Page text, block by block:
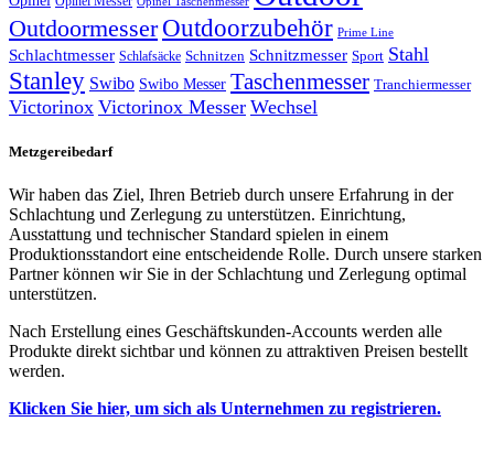
Outdoormesser Outdoorzubehör Prime Line
Schlachtmesser Schlafsäcke Schnitzen Schnitzmesser Sport Stahl
Stanley Swibo Swibo Messer Taschenmesser Tranchiermesser
Victorinox Victorinox Messer Wechsel
Metzgereibedarf
Wir haben das Ziel, Ihren Betrieb durch unsere Erfahrung in der
Schlachtung und Zerlegung zu unterstützen. Einrichtung,
Ausstattung und technischer Standard spielen in einem
Produktionsstandort eine entscheidende Rolle. Durch unsere starken
Partner können wir Sie in der Schlachtung und Zerlegung optimal
unterstützen.
Nach Erstellung eines Geschäftskunden-Accounts werden alle
Produkte direkt sichtbar und können zu attraktiven Preisen bestellt
werden.
Klicken Sie hier, um sich als Unternehmen zu registrieren.